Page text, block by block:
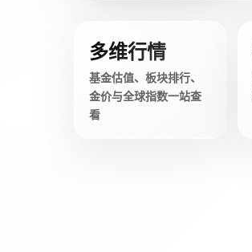
多维行情
基金估值、板块排行、
金价与全球指数一站查
看